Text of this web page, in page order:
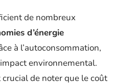
de nombreux
d’énergie
à l’autoconsommation,
environnemental.
de noter que le coût